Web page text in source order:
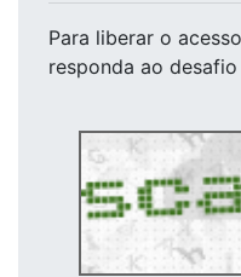
Para liberar o acesso
responda ao